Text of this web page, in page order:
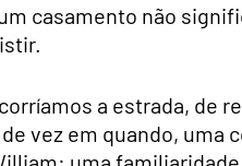
casamento não
a estrada, de
vez em quando, uma